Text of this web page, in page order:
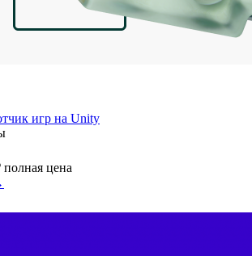
игр на Unity
полная цена